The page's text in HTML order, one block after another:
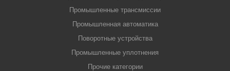
Промышленные трансмиссии
Промышленная автоматика
Поворотные устройства
Промышленные уплотнения
Прочие категории